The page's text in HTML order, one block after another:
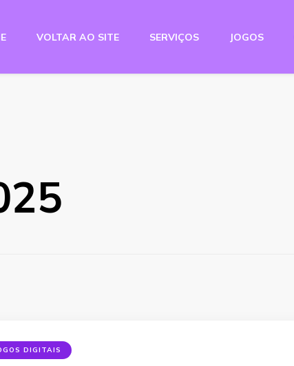
Studio
VOLTAR AO SITE SERVIÇOS JOGOS
DIGITAIS